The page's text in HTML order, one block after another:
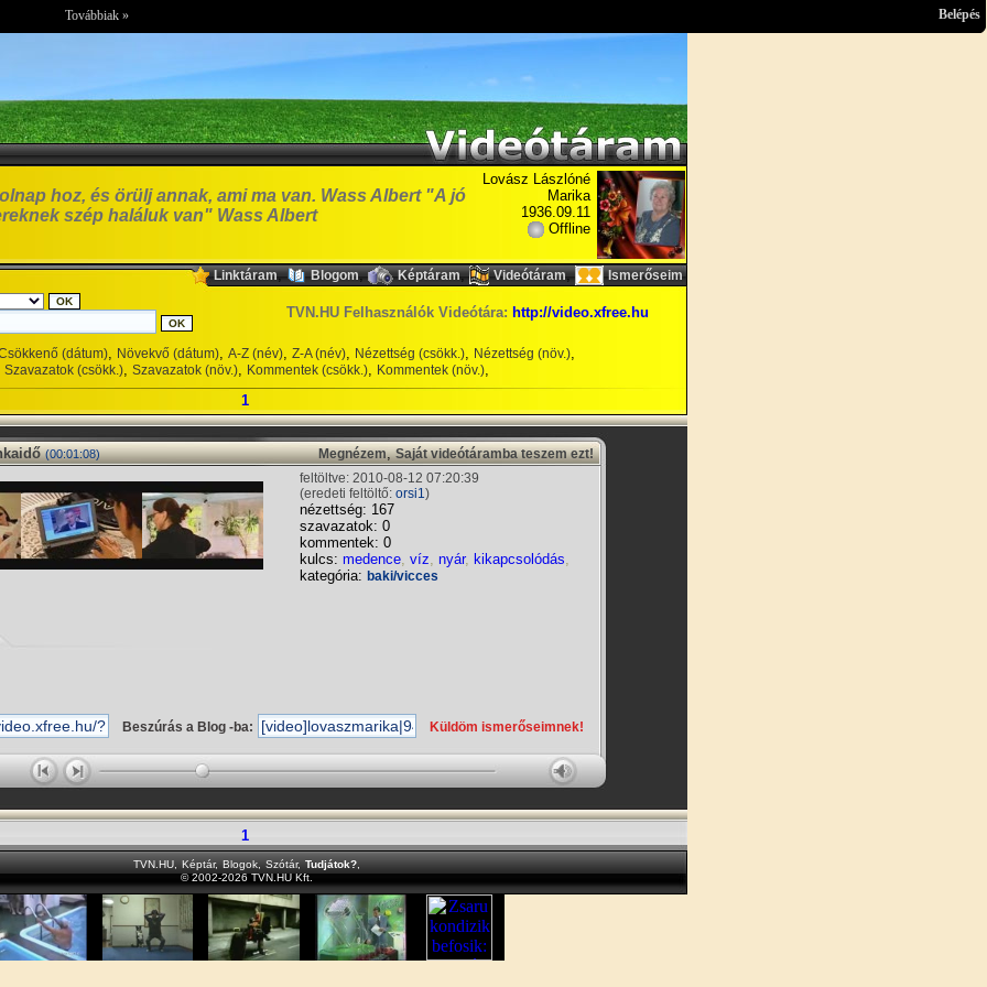
Továbbiak » Belépés
hoz, és örülj annak, ami ma van. Wass Albert "A jó
szép haláluk van" Wass Albert
Lovász Lászlóné
Marika
1936.09.11
Offline
Linktáram, Blogom, Képtáram, Videótáram, Ismerőseim
TVN.HU Felhasználók Videótára: http://video.xfree.hu
(dátum), Növekvő (dátum), A-Z (név), Z-A (név), Nézettség (csökk.), Nézettség (növ.),
Szavazatok (csökk.), Szavazatok (növ.), Kommentek (csökk.), Kommentek (növ.),
1
(00:01:08) Megnézem,Saját videótáramba teszem ezt!
feltöltve: 2010-08-12 07:20:39
(eredeti feltöltő: orsi1)
nézettség: 167
szavazatok: 0
kommentek: 0
kulcs: medence, víz, nyár, kikapcsolódás,
kategória: baki/vicces
Beszúrás a Blog -ba: Küldöm ismerőseimnek!
1
TVN.HU Képtár, Blogok Szótár, Tudjátok?
© 2002-2026 TVN.HU Kft.